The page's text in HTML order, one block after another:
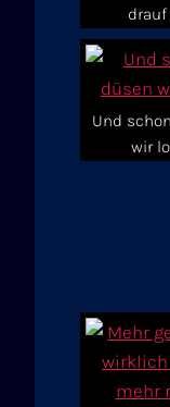
drauf
Und
wir